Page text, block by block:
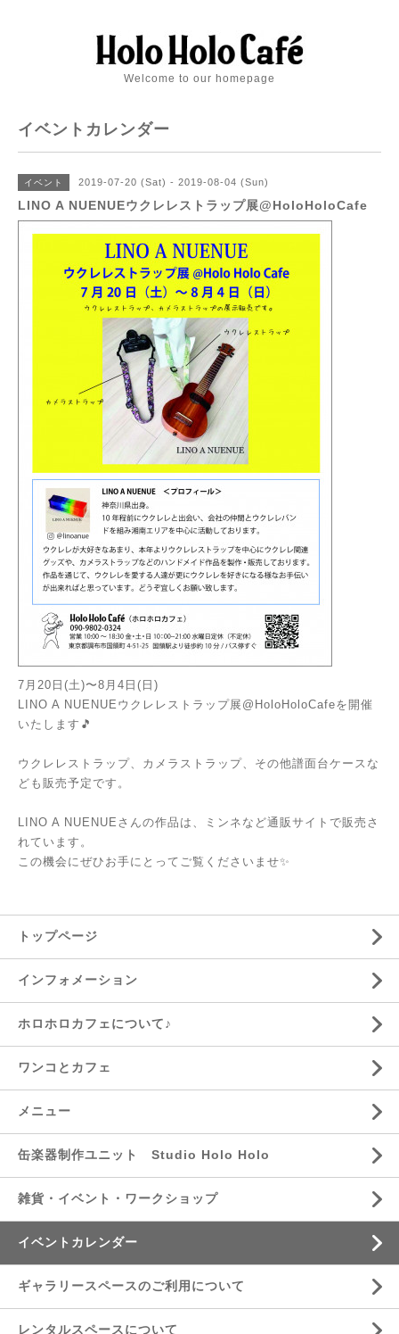
Welcome to our homepage
イベントカレンダー
イベント 2019-07-20 (Sat) - 2019-08-04 (Sun)
LINO A NUENUEウクレレストラップ展@HoloHoloCafe
7月20日(土)〜8月4日(日)
LINO A NUENUEウクレレストラップ展@HoloHoloCafeを開催
いたします🎵
ウクレレストラップ、カメラストラップ、その他譜面台ケースな
ども販売予定です。
LINO A NUENUEさんの作品は、ミンネなど通販サイトで販売さ
れています。
この機会にぜひお手にとってご覧くださいませ✨
トップページ
インフォメーション
ホロホロカフェについて♪
ワンコとカフェ
メニュー
缶楽器制作ユニット Studio Holo Holo
雑貨・イベント・ワークショップ
イベントカレンダー
ギャラリースペースのご利用について
レンタルスペースについて